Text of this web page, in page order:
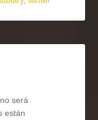
será
están